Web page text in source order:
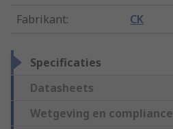
Fabrikant: CK
Specificaties
Datasheets
Wetgeving en compliance